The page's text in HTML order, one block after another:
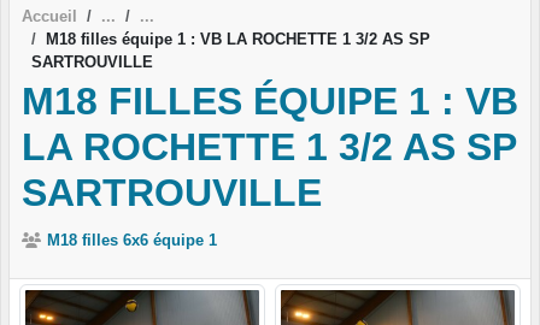
Accueil
M18 filles équipe 1 : VB LA ROCHETTE 1 3/2 AS SP
SARTROUVILLE
M18 FILLES ÉQUIPE 1 : VB
LA ROCHETTE 1 3/2 AS SP
SARTROUVILLE
M18 filles 6x6 équipe 1